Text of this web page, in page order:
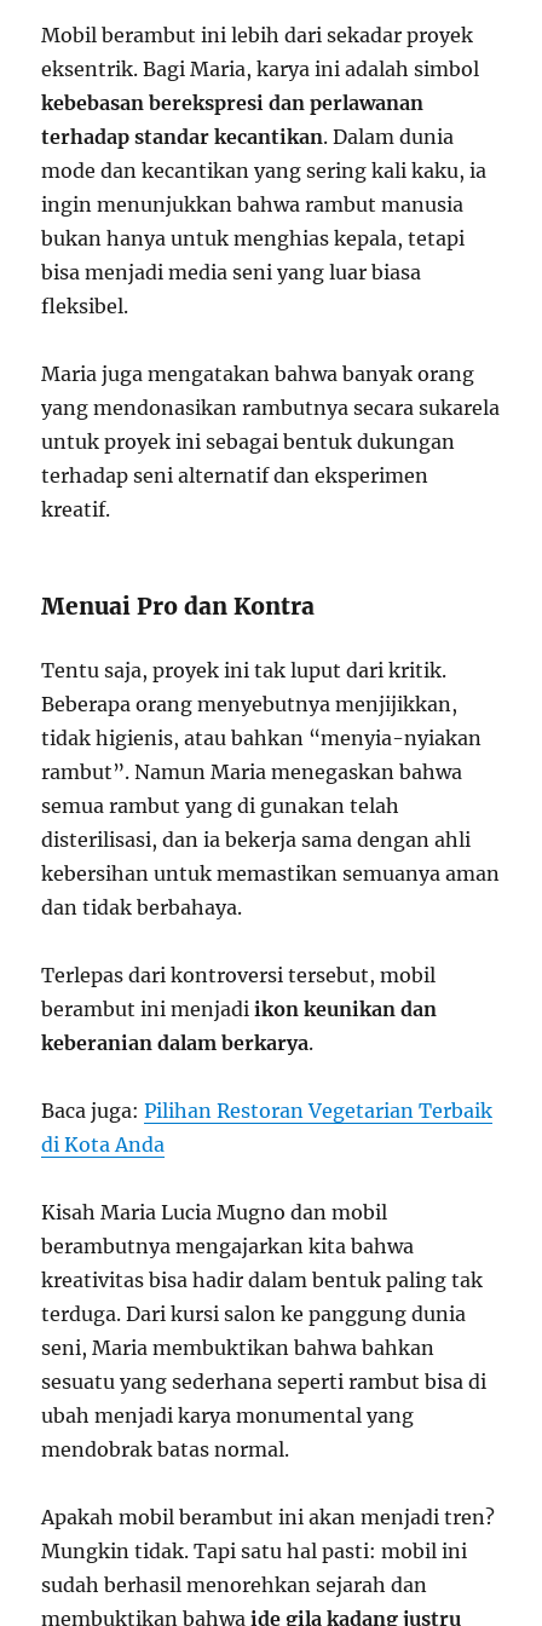
Mobil berambut ini lebih dari sekadar proyek
eksentrik. Bagi Maria, karya ini adalah simbol
kebebasan berekspresi dan perlawanan
terhadap standar kecantikan. Dalam dunia
mode dan kecantikan yang sering kali kaku, ia
ingin menunjukkan bahwa rambut manusia
bukan hanya untuk menghias kepala, tetapi
bisa menjadi media seni yang luar biasa
fleksibel.
Maria juga mengatakan bahwa banyak orang
yang mendonasikan rambutnya secara sukarela
untuk proyek ini sebagai bentuk dukungan
terhadap seni alternatif dan eksperimen
kreatif.
Menuai Pro dan Kontra
Tentu saja, proyek ini tak luput dari kritik.
Beberapa orang menyebutnya menjijikkan,
tidak higienis, atau bahkan “menyia-nyiakan
rambut”. Namun Maria menegaskan bahwa
semua rambut yang di gunakan telah
disterilisasi, dan ia bekerja sama dengan ahli
kebersihan untuk memastikan semuanya aman
dan tidak berbahaya.
Terlepas dari kontroversi tersebut, mobil
berambut ini menjadiikon keunikan dan
keberanian dalam berkarya.
Baca juga:Pilihan Restoran Vegetarian Terbaik
di Kota Anda
Kisah Maria Lucia Mugno dan mobil
berambutnya mengajarkan kita bahwa
kreativitas bisa hadir dalam bentuk paling tak
terduga. Dari kursi salon ke panggung dunia
seni, Maria membuktikan bahwa bahkan
sesuatu yang sederhana seperti rambut bisa di
ubah menjadi karya monumental yang
mendobrak batas normal.
Apakah mobil berambut ini akan menjadi tren?
Mungkin tidak. Tapi satu hal pasti: mobil ini
sudah berhasil menorehkan sejarah dan
membuktikan bahwaide gila kadang justru